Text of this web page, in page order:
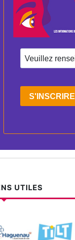
S'INSCRIRE
UTILES